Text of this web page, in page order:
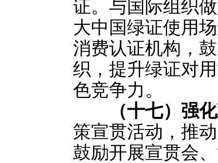
证。与国际组织
大中国绿证使用
消费认证机构，
织，提升绿证对
色竞争力。
（十七）强
策宣贯活动，推
鼓励开展宣贯会